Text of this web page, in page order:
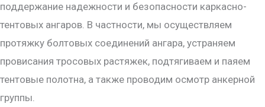
поддержание надежности и безопасности каркасно-
тентовых ангаров. В частности, мы осуществляем
протяжку болтовых соединений ангара, устраняем
провисания тросовых растяжек, подтягиваем и паяем
тентовые полотна, а также проводим осмотр анкерной
группы.